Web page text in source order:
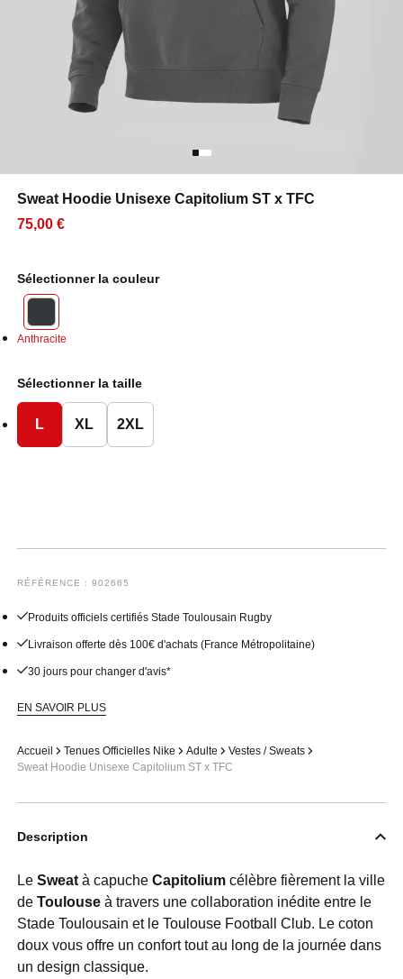
Sweat Hoodie Unisexe Capitolium ST x TFC
75,00 €
Sélectionner la couleur
Anthracite
Sélectionner la taille
L XL 2XL
RÉFÉRENCE : 902665
Produits officiels certifiés Stade Toulousain Rugby
Livraison offerte dès 100€ d'achats (France Métropolitaine)
30 jours pour changer d'avis*
EN SAVOIR PLUS
Accueil Tenues Officielles Nike Adulte
Vestes / Sweats
Sweat Hoodie Unisexe Capitolium ST x TFC
Description
Le Sweatà capuche Capitoliumcélèbre fièrement la ville
de Toulouseà travers une collaboration inédite entre le
Stade Toulousain et le Toulouse Football Club. Le coton
doux vous offre un confort tout au long de la journée dans
un design classique.